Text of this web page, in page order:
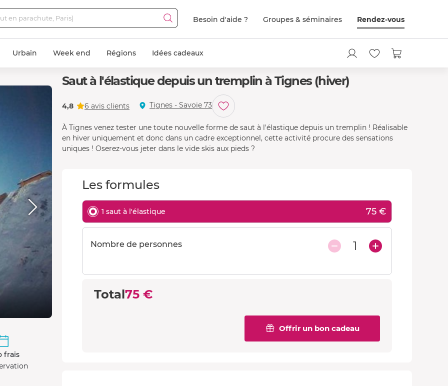
Besoin d'aide ? Groupes & séminaires Rendez-vous
Urbain Week end Régions Idées cadeaux
Saut à l'élastique depuis un tremplin à Tignes (hiver)
4,8 6 avis clients Tignes - Savoie 73
À Tignes venez tester une toute nouvelle forme de saut à l'élastique depuis un tremplin ! Réalisable
en hiver uniquement et donc dans un cadre exceptionnel, cette activité procure des sensations
uniques ! Oserez-vous jeter dans le vide skis aux pieds ?
Les formules
1 saut à l'élastique 75 €
Nombre de personnes 1
Total75 €
Offrir un bon cadeau
frais